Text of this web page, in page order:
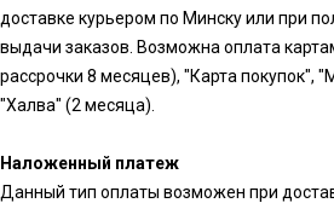
доставке курьером по Минску или при
выдачи заказов. Возможна оплата
рассрочки 8 месяцев), "Карта покупок",
"Халва" (2 месяца).
Наложенный платеж
Данный тип оплаты возможен при